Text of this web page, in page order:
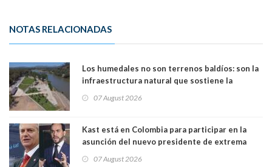
NOTAS RELACIONADAS
Los humedales no son terrenos baldíos: son la
infraestructura natural que sostiene la
07 August 2026
Kast está en Colombia para participar en la
asunción del nuevo presidente de extrema
07 August 2026